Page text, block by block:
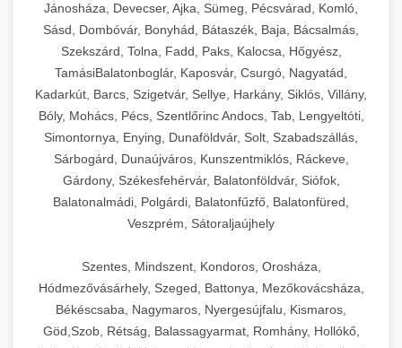
Jánosháza, Devecser, Ajka, Sümeg, Pécsvárad, Komló,
Sásd, Dombóvár, Bonyhád, Bátaszék, Baja, Bácsalmás,
Szekszárd, Tolna, Fadd, Paks, Kalocsa, Hőgyész,
TamásiBalatonboglár, Kaposvár, Csurgó, Nagyatád,
Kadarkút, Barcs, Szigetvár, Sellye, Harkány, Siklós, Villány,
Bóly, Mohács, Pécs, Szentlőrinc Andocs, Tab, Lengyeltóti,
Simontornya, Enying, Dunaföldvár, Solt, Szabadszállás,
Sárbogárd, Dunaújváros, Kunszentmiklós, Ráckeve,
Gárdony, Székesfehérvár, Balatonföldvár, Siófok,
Balatonalmádi, Polgárdi, Balatonfűzfő, Balatonfüred,
Veszprém, Sátoraljaújhely
Szentes, Mindszent, Kondoros, Orosháza,
Hódmezővásárhely, Szeged, Battonya, Mezőkovácsháza,
Békéscsaba, Nagymaros, Nyergesújfalu, Kismaros,
Göd,Szob, Rétság, Balassagyarmat, Romhány, Hollókő,